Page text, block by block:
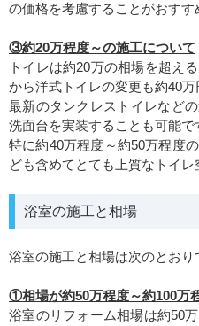
の価格を考慮することがおすす
③約20万程度～の施工について
トイレは約20万の相場を超え
から洋式トイレの変更も約40万
最新のタンクレストイレなど
洗面台を実装することも可能で
特に約40万程度～約50万程度
ども含めてとても上質なトイレ
浴室の施工と相場
浴室の施工と相場は次のとおり
①相場が約50万程度～約100万
浴室のリフォーム相場は約50